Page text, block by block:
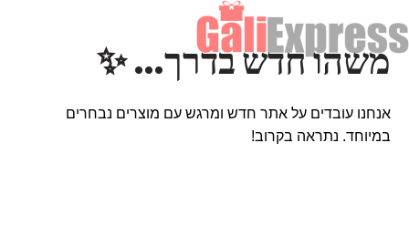
משהו חדש בדרך… ✨
אנחנו עובדים על אתר חדש ומרגש עם מוצרים נבחרים
במיוחד. נתראה בקרוב!